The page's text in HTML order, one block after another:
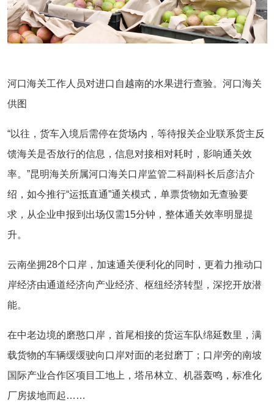
河口海关工作人员对进口自越南的水果进行查验。河口海关
供图
“以往，货车入境后需停在货场内，等待报关企业联系货主反
馈海关是否放行的信息，信息对接相对耗时，影响通关效
率。”昆明海关所属河口海关口岸监管二科副科长后彦洁介
绍，如今推行“运抵直通”通关模式，单票货物如无查验要
求，从企业申报到出场仅需15分钟，整体通关效率明显提
升。
云南坐拥28个口岸，加速通关便利化的同时，更着力推动口
岸经济由通道经济向产业经济、枢纽经济转型，深挖开放潜
能。
在中老边境的磨憨口岸，首尾相接的货运车队绵延数里，满
载货物的车辆缓缓驶向口岸对面的老挝磨丁；口岸旁的南坡
国际产业合作区项目工地上，塔吊林立、机器轰鸣，标准化
厂房拔地而起……